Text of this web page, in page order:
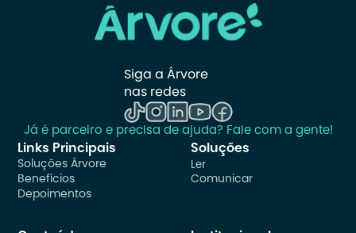
Siga a Árvore
nas redes
Já é parceiro e precisa de ajuda? Fale com a gente!
Links Principais
Soluções Árvore
Benefícios
Depoimentos
Soluções
Ler
Comunicar